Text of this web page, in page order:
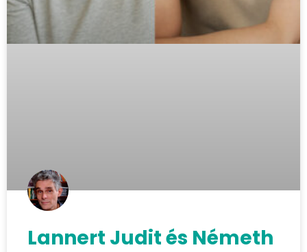
Lannert Judit és Németh